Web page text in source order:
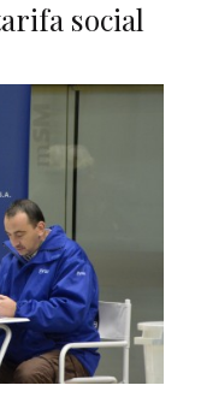
social